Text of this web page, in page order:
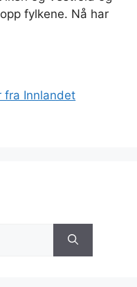
fylkene. Nå har
fra Innlandet